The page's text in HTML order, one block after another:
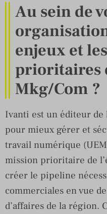
Au sein de
enjeux et
prioritaires
Mkg/Com ?
Ivanti est un éditeur
pour mieux gérer et
travail numérique
mission prioritaire de
créer le pipeline
commerciales en vue
d’affaires de la région.